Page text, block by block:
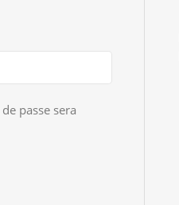
passe sera